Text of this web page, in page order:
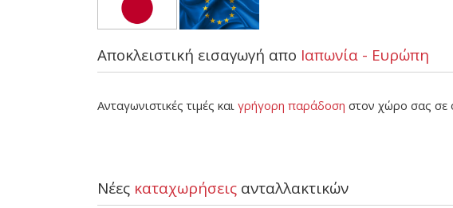
Αποκλειστική εισαγωγή απο Ιαπωνία - Ευρώπη
Ανταγωνιστικές τιμές και γρήγορη παράδοση στον χώρο σας σε
Νέες καταχωρήσεις ανταλλακτικών